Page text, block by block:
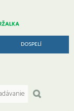
DOSPELÍ